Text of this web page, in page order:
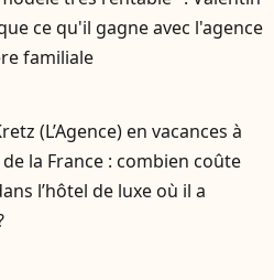
ce qu'il gagne avec l'agence
familiale
(L’Agence) en vacances à
la France : combien coûte
l’hôtel de luxe où il a